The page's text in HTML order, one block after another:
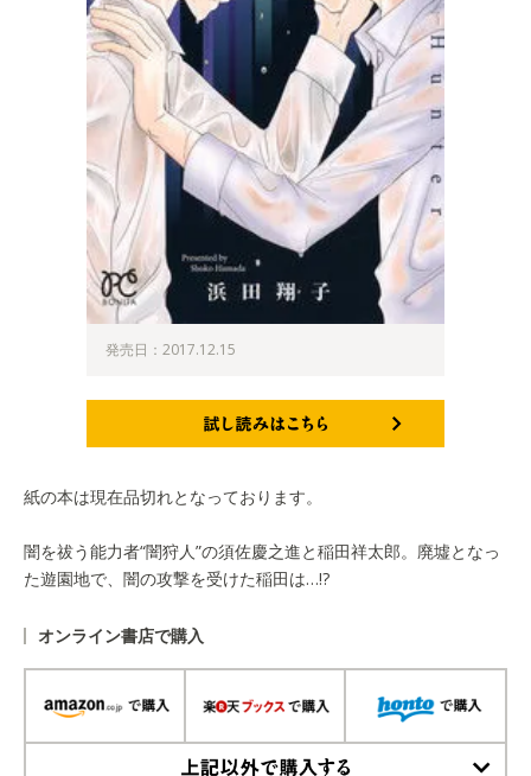
発売日：2017.12.15
紙の本は現在品切れとなっております。
闇を祓う能力者“闇狩人”の須佐慶之進と稲田祥太郎。廃墟となっ
た遊園地で、闇の攻撃を受けた稲田は…!?
オンライン書店で購入